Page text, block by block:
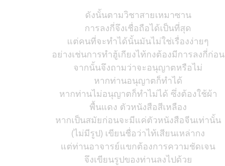
ดังนั้นตามวิชาสายเหมาซาน
การลงกี่จึงเชื่อถือได้เป็นที่สุด
แต่คนที่จะทำได้นั้นมันไม่ใช่เรื่องง่ายๆ
อย่างเช่นการทำฮู้เกียงไท้กงต้องมีการลงกี่ก่อน
จากนั้นจึงถามว่าจะอนุญาตหรือไม่
หากท่านอนุญาตก็ทำได้
หากท่านไม่อนุญาตก็ทำไม่ได้ ซึ่งต้องใช้ผ้า
พื้นแดง ตัวหนังสือสีเหลือง
หากเป็นสมัยก่อนจะมีแค่ตัวหนังสือจีนเท่านั้น
(ไม่มีรูป) เขียนชื่อว่าไท้เสียนเหล่ากง
แต่ท่านอาจารย์แขกต้องการความชัดเจน
จึงเขียนรูปของท่านลงไปด้วย